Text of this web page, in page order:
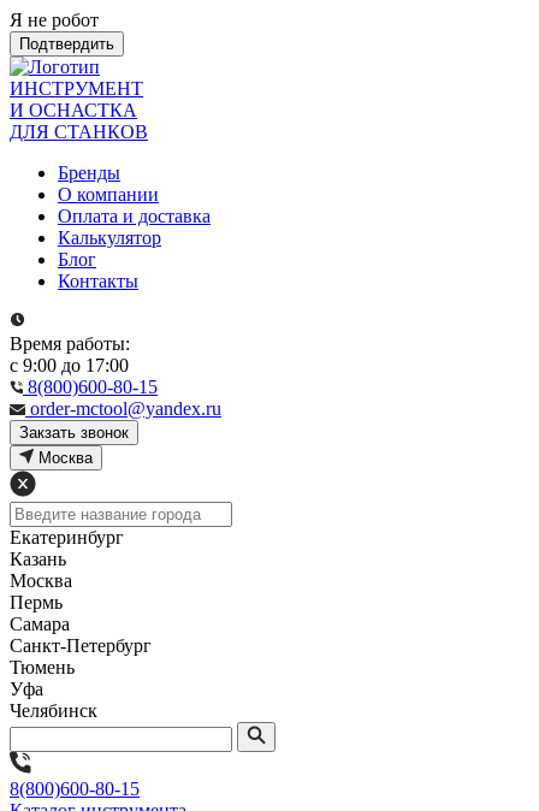
Я не робот
Подтвердить
ИНСТРУМЕНТ
И ОСНАСТКА
ДЛЯ СТАНКОВ
Бренды
О компании
Оплата и доставка
Калькулятор
Блог
Контакты
Время работы:
с 9:00 до 17:00
8(800)600-80-15
order-mctool@yandex.ru
Закзать звонок
Москва
Екатеринбург
Казань
Москва
Пермь
Самара
Санкт-Петербург
Тюмень
Уфа
Челябинск
8(800)600-80-15